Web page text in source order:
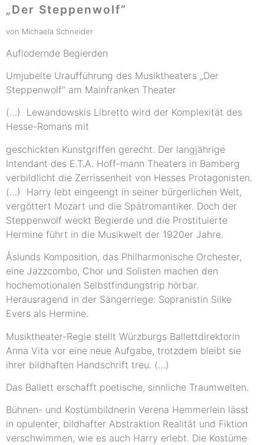
„Der Steppenwolf“
von Michaela Schneider
Auflodernde Begierden
Umjubelte Uraufführung des Musiktheaters „Der
Steppenwolf“ am Mainfranken Theater
(…) Lewandowskis Libretto wird der Komplexität des
Hesse-Romans mit
geschickten Kunstgriffen gerecht. Der langjährige
Intendant des E.T.A. Hoff-mann Theaters in Bamberg
verbildlicht die Zerrissenheit von Hesses Protagonisten.
(…) Harry lebt eingeengt in seiner bürgerlichen Welt,
vergöttert Mozart und die Spätromantiker. Doch der
Steppenwolf weckt Begierde und die Prostituierte
Hermine führt in die Musikwelt der 1920er Jahre.
Åslunds Komposition, das Philharmonische Orchester,
eine Jazzcombo, Chor und Solisten machen den
hochemotionalen Selbstfindungstrip hörbar.
Herausragend in der Sängerriege: Sopranistin Silke
Evers als Hermine.
Musiktheater-Regie stellt Würzburgs Ballettdirektorin
Anna Vita vor eine neue Aufgabe, trotzdem bleibt sie
ihrer bildhaften Handschrift treu. (…)
Das Ballett erschafft poetische, sinnliche Traumwelten.
Bühnen- und Kostümbildnerin Verena Hemmerlein lässt
in opulenter, bildhafter Abstraktion Realität und Fiktion
verschwimmen, wie es auch Harry erlebt. Die Kostüme